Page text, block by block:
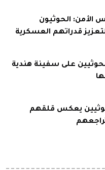
الأمن: الحوثيون
قدراتهم العسكرية
على سفينة هندية
يعكس قلقهم